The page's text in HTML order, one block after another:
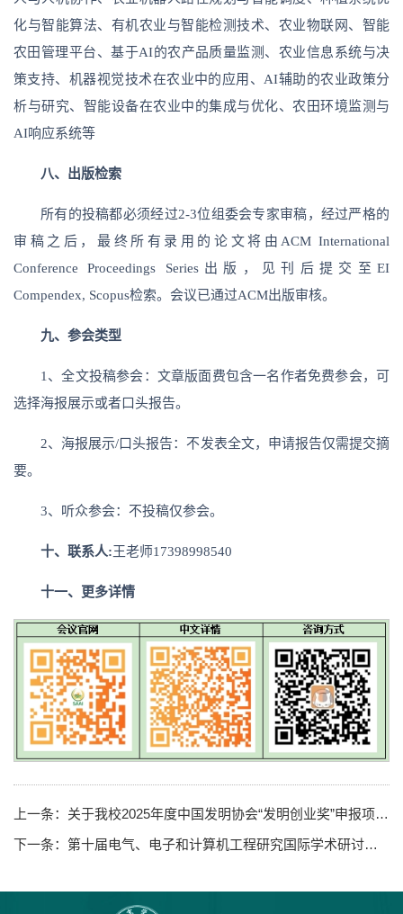
化与智能算法、有机农业与智能检测技术、农业物联网、智能
农田管理平台、基于AI的农产品质量监测、农业信息系统与决
策支持、机器视觉技术在农业中的应用、AI辅助的农业政策分
析与研究、智能设备在农业中的集成与优化、农田环境监测与
AI响应系统等
八、出版检索
所有的投稿都必须经过2-3位组委会专家审稿，经过严格的
审稿之后，最终所有录用的论文将由ACM International
Conference Proceedings Series出版，见刊后提交至EI
Compendex, Scopus检索。会议已通过ACM出版审核。
九、 参会类型
1、全文投稿参会：文章版面费包含一名作者免费参会，可
选择海报展示或者口头报告。
2、海报展示/口头报告：不发表全文，申请报告仅需提交摘
要。
3、听众参会：不投稿仅参会。
十、联系人:王老师17398998540
十一、更多详情
上一条： 关于我校2025年度中国发明协会“发明创业奖”申报项目的公示
下一条： 第十届电气、电子和计算机工程研究国际学术研讨会（ISAEECE 2025）